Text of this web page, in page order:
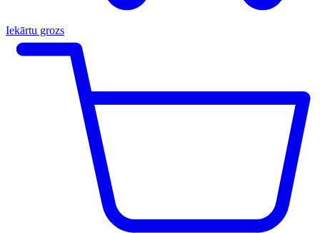
Iekārtu grozs